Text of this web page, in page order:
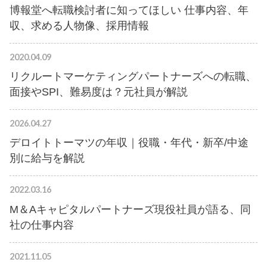
博報堂へ転職検討者に知ってほしい 仕事内容、年
収、求める人物像、採用情報
2020.04.09
リクルートマーケティングパートナーズへの転職、
面接やSPI、難易度は？元社員が解説
2026.04.27
デロイトトーマツの年収｜役職・年代・新卒/中途
別に給与を解説
2022.03.16
M＆Aキャピタルパートナーズ現役社員が語る、同
社の仕事内容
2021.11.05